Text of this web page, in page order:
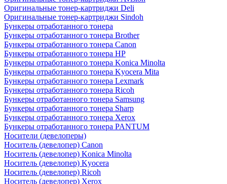
Оригинальные тонер-картриджи Deli
Оригинальные тонер-картриджи Sindoh
Бункеры отработанного тонера
Бункеры отработанного тонера Brother
Бункеры отработанного тонера Canon
Бункеры отработанного тонера HP
Бункеры отработанного тонера Konica Minolta
Бункеры отработанного тонера Kyocera Mita
Бункеры отработанного тонера Lexmark
Бункеры отработанного тонера Ricoh
Бункеры отработанного тонера Samsung
Бункеры отработанного тонера Sharp
Бункеры отработанного тонера Xerox
Бункеры отработанного тонера PANTUM
Носители (девелоперы)
Носитель (девелопер) Canon
Носитель (девелопер) Konica Minolta
Носитель (девелопер) Kyocera
Носитель (девелопер) Ricoh
Носитель (девелопер) Xerox